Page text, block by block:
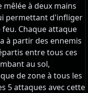
à deux mains
permettant d'infliger
Chaque attaque
à partir des ennemis
entre tous ces
au sol,
de zone à tous les
5 attaques avec cette